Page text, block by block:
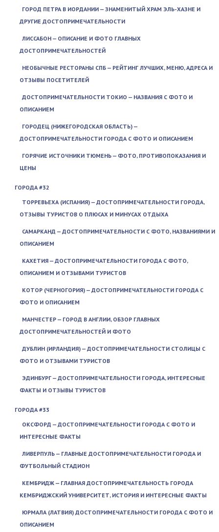
ГОРОД ПЕТРА В ИОРДАНИИ — ЗНАМЕНИТЫЙ ХРАМ ЭЛЬ-ХАЗНЕ И
ДРУГИЕ ДОСТОПРИМЕЧАТЕЛЬНОСТИ
ЛИССАБОН — ОПИСАНИЕ И ФОТО ГЛАВНЫХ
ДОСТОПРИМЕЧАТЕЛЬНОСТЕЙ
НЕОБЫЧНЫЕ РЕСТОРАНЫ СПБ — РЕЙТИНГ ЛУЧШИХ, МЕНЮ, АДРЕСА И
ОТЗЫВЫ ПОСЕТИТЕЛЕЙ
ДОСТОПРИМЕЧАТЕЛЬНОСТИ ТОКИО — НАЗВАНИЯ С ФОТО И
ОПИСАНИЕМ
ГОРОДЕЦ (НИЖЕГОРОДСКАЯ ОБЛАСТЬ) —
ДОСТОПРИМЕЧАТЕЛЬНОСТИ ГОРОДА С ФОТО И ОПИСАНИЕМ
ГОРЯЧИЕ ИСТОЧНИКИ ТЮМЕНЬ — ФОТО, ПРОТИВОПОКАЗАНИЯ И
ЦЕНЫ
ГОРОДА #32
ТОРРЕВЬЕХА (ИСПАНИЯ) — ДОСТОПРИМЕЧАТЕЛЬНОСТИ ГОРОДА,
ОТЗЫВЫ ТУРИСТОВ О ПЛЮСАХ И МИНУСАХ ОТДЫХА
САМАРКАНД — ДОСТОПРИМЕЧАТЕЛЬНОСТИ С ФОТО, НАЗВАНИЯМИ И
ОПИСАНИЕМ
КАХЕТИЯ — ДОСТОПРИМЕЧАТЕЛЬНОСТИ ГОРОДА С ФОТО,
ОПИСАНИЕМ И ОТЗЫВАМИ ТУРИСТОВ
КОТОР (ЧЕРНОГОРИЯ) — ДОСТОПРИМЕЧАТЕЛЬНОСТИ ГОРОДА С
ФОТО И ОПИСАНИЕМ
МАНЧЕСТЕР — ГОРОД В АНГЛИИ, ОБЗОР ГЛАВНЫХ
ДОСТОПРИМЕЧАТЕЛЬНОСТЕЙ И ФОТО
ДУБЛИН (ИРЛАНДИЯ) — ДОСТОПРИМЕЧАТЕЛЬНОСТИ СТОЛИЦЫ С
ФОТО И ОТЗЫВАМИ ТУРИСТОВ
ЭДИНБУРГ — ДОСТОПРИМЕЧАТЕЛЬНОСТИ ГОРОДА, ИНТЕРЕСНЫЕ
ФАКТЫ И ОТЗЫВЫ ТУРИСТОВ
ГОРОДА #33
ОКСФОРД — ДОСТОПРИМЕЧАТЕЛЬНОСТИ ГОРОДА С ФОТО И
ИНТЕРЕСНЫЕ ФАКТЫ
ЛИВЕРПУЛЬ — ГЛАВНЫЕ ДОСТОПРИМЕЧАТЕЛЬНОСТИ ГОРОДА И
ФУТБОЛЬНЫЙ СТАДИОН
КЕМБРИДЖ — ГЛАВНАЯ ДОСТОПРИМЕЧАТЕЛЬНОСТЬ ГОРОДА
КЕМБРИДЖСКИЙ УНИВЕРСИТЕТ, ИСТОРИЯ И ИНТЕРЕСНЫЕ ФАКТЫ
ЮРМАЛА (ЛАТВИЯ) ДОСТОПРИМЕЧАТЕЛЬНОСТИ ГОРОДА С ФОТО И
ОПИСАНИЕМ